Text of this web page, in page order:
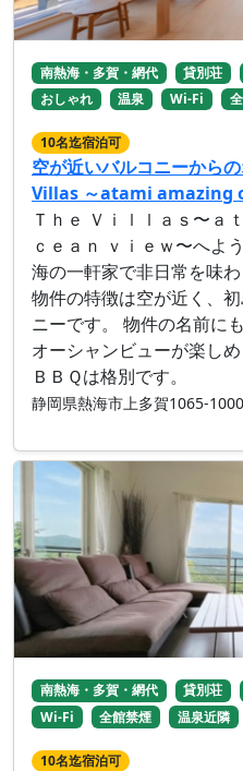
南熱海・多賀・網代 貸別荘
おしゃれ
温泉 Wi-Fi
10名迄宿泊可
空が近いバルコニーから
Villas ～atami amazing
Ｔｈｅ Ｖｉｌｌａｓ〜ａ
ｃｅａｎ ｖｉｅｗ〜へよ
海の一軒家で非日常を味
物件の特徴は空が近く、
ニーです。 物件の名前に
オーシャンビューが楽し
ＢＢＱは格別です。
静岡県熱海市上多賀1065-1000
南熱海・多賀・網代 貸別荘
Wi-Fi
全館禁煙 温泉近隣
10名迄宿泊可